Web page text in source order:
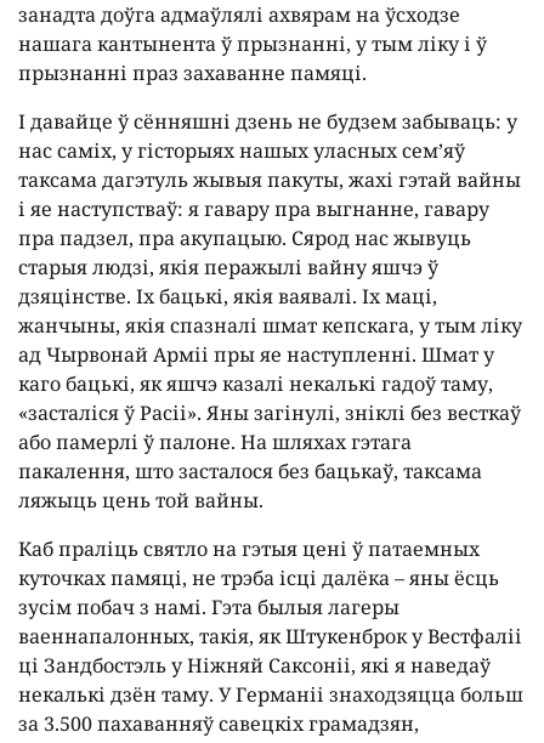
занадта доўга адмаўлялі ахвярам на ўсходзе
нашага кантынента ў прызнанні, у тым ліку і ў
прызнанні праз захаванне памяці.
І давайце ў сённяшні дзень не будзем забываць: у
нас саміх, у гісторыях нашых уласных сем’яў
таксама дагэтуль жывыя пакуты, жахі гэтай вайны
і яе наступстваў: я гавару пра выгнанне, гавару
пра падзел, пра акупацыю. Сярод нас жывуць
старыя людзі, якія перажылі вайну яшчэ ў
дзяцінстве. Іх бацькі, якія ваявалі. Іх маці,
жанчыны, якія спазналі шмат кепскага, у тым ліку
ад Чырвонай Арміі пры яе наступленні. Шмат у
каго бацькі, як яшчэ казалі некалькі гадоў таму,
«засталіся ў Расіі». Яны загінулі, зніклі без весткаў
або памерлі ў палоне. На шляхах гэтага
пакалення, што засталося без бацькаў, таксама
ляжыць цень той вайны.
Каб праліць святло на гэтыя цені ў патаемных
куточках памяці, не трэба ісці далёка – яны ёсць
зусім побач з намі. Гэта былыя лагеры
ваеннапалонных, такія, як Штукенброк у Вестфаліі
ці Зандбостэль у Ніжняй Саксоніі, які я наведаў
некалькі дзён таму. У Германіі знаходзяцца больш
за 3.500 пахаванняў савецкіх грамадзян,